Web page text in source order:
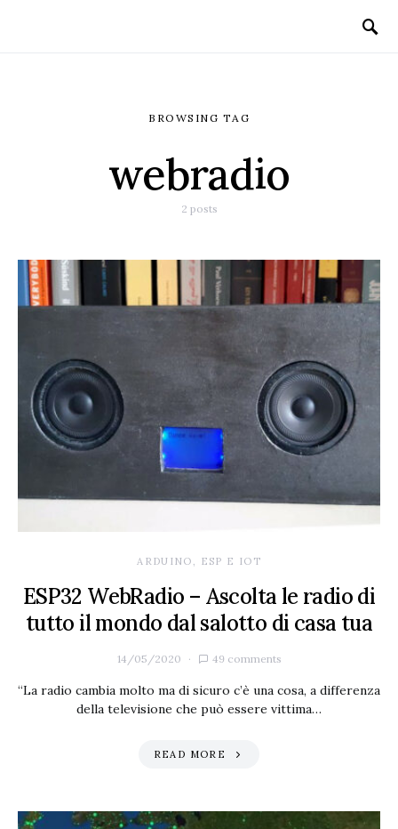
BROWSING TAG
webradio
2 posts
ARDUINO, ESP E IOT
ESP32 WebRadio – Ascolta le radio di
tutto il mondo dal salotto di casa tua
14/05/2020 49 comments
“La radio cambia molto ma di sicuro c’è una cosa, a differenza
della televisione che può essere vittima…
READ MORE